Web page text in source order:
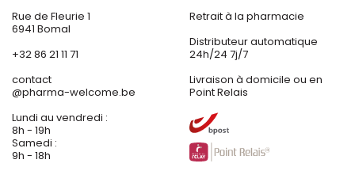
Rue de Fleurie 1
6941 Bomal
+32 86 21 11 71
contact
@pharma-welcome.be
Lundi au vendredi :
8h - 19h
Samedi :
9h - 18h
Retrait à la pharmacie
Distributeur automatique
24h/24 7j/7
Livraison à domicile ou en
Point Relais